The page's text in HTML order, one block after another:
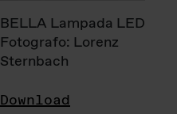
BELLA Lampada LED
Fotografo: Lorenz
Sternbach
Download